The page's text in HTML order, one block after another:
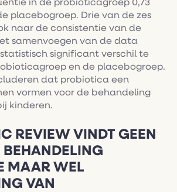
in de probioticagroep 0,73
placebogroep. Drie van de zes
naar de consistentie van de
samenvoegen van de data
significant verschil te
en de placebogroep.
dat probiotica een
vormen voor de behandeling
kinderen.
REVIEW VINDT GEEN
BEHANDELING
MAAR WEL
VAN